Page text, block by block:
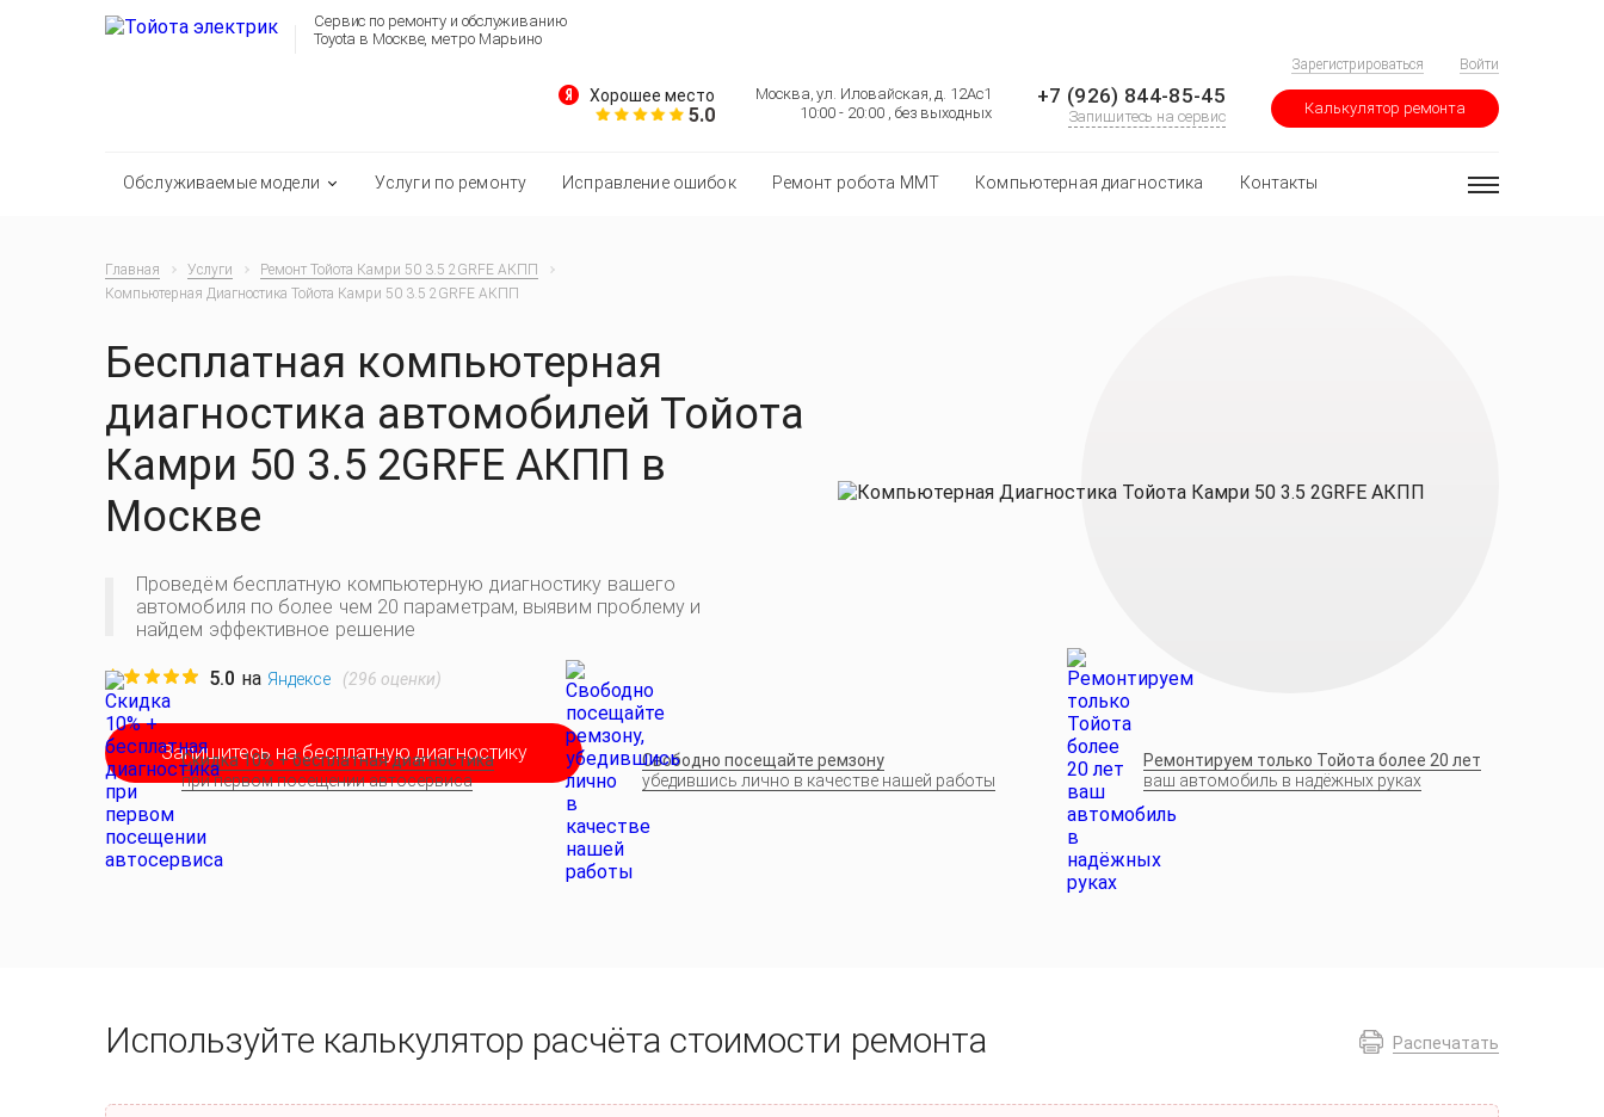
Сервис по ремонту и обслуживанию
Toyota в Москве, метро Марьино
Зарегистрироваться Войти
Хорошее место
5.0
Москва, ул. Иловайская, д. 12Ас1
10:00 - 20:00 , без выходных
+7 (926) 844-85-45
Запишитесь на сервис Калькулятор ремонта
Обслуживаемые модели Услуги по ремонту Исправление ошибок Ремонт робота MMT Компьютерная диагностика Контакты
Главная Услуги
Ремонт Тойота Камри 50 3.5 2GRFE АКПП
Компьютерная Диагностика Тойота Камри 50 3.5 2GRFE АКПП
Бесплатная компьютерная
диагностика автомобилей Тойота
Камри 50 3.5 2GRFE АКПП в
Москве
Проведём бесплатную компьютерную диагностику вашего
автомобиля по более чем 20 параметрам, выявим проблему и
найдем эффективное решение
5.0 на Яндексе (296 оценки)
Запишитесь на бесплатную диагностику
Скидка 10% + бесплатная диагностика
при первом посещении автосервиса
Свободно посещайте ремзону
убедившись лично в качестве нашей работы
Ремонтируем только Тойота более 20 лет
ваш автомобиль в надёжных руках
Распечатать
Используйте калькулятор расчёта стоимости ремонта